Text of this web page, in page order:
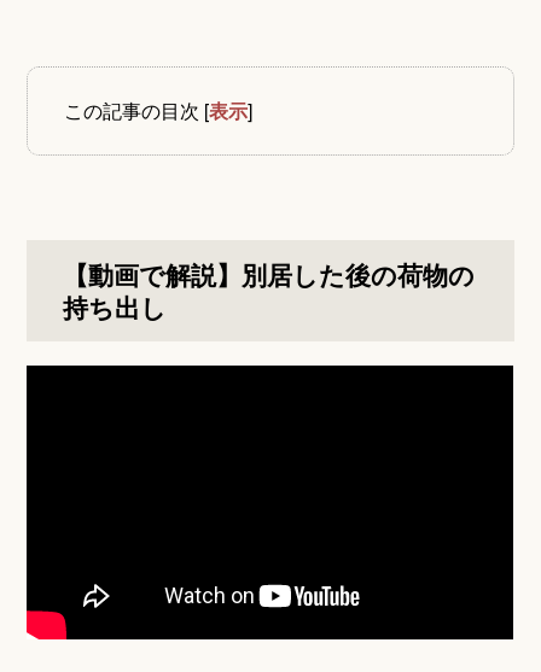
この記事の目次 [表示]
【動画で解説】別居した後の荷物の
持ち出し